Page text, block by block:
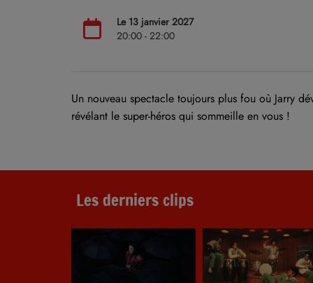
Le 13 janvier 2027
20:00 - 22:00
Un nouveau spectacle toujours plus fou où Jarry
révélant le super-héros qui sommeille en vous !
Les derniers clips